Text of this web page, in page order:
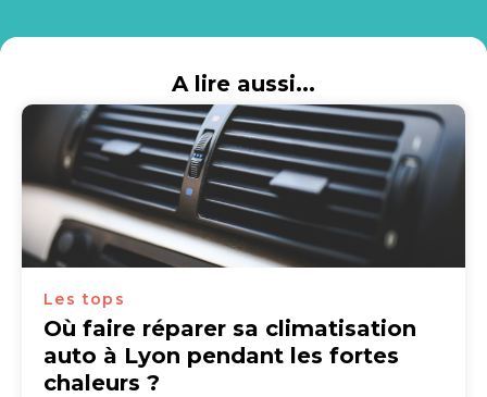
A lire aussi...
Les tops
Où faire réparer sa climatisation
auto à Lyon pendant les fortes
chaleurs ?